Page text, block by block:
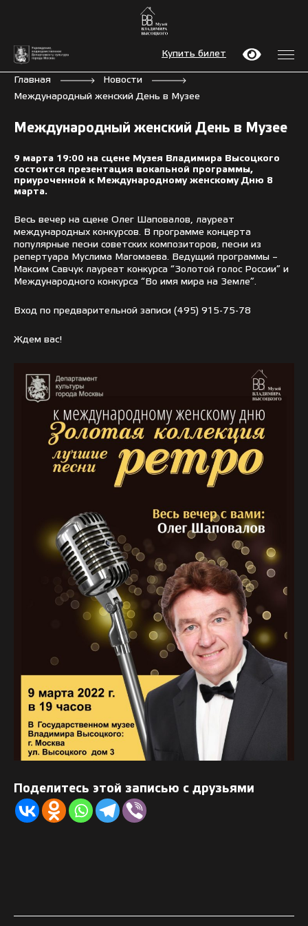
Купить билет
Главная
Новости
Международный женский День в Музее
Международный женский День в Музее
9 марта 19:00 на сцене Музея Владимира Высоцкого
состоится презентация вокальной программы,
приуроченной к Международному женскому Дню 8
марта.
Весь вечер на сцене Олег Шаповалов, лауреат
международных конкурсов. В программе концерта
популярные песни советских композиторов, песни из
репертуара Муслима Магомаева. Ведущий программы –
Максим Савчук лауреат конкурса “Золотой голос России” и
Международного конкурса “Во имя мира на Земле”.
Вход по предварительной записи (495) 915-75-78
Ждем вас!
Поделитесь этой записью с друзьями